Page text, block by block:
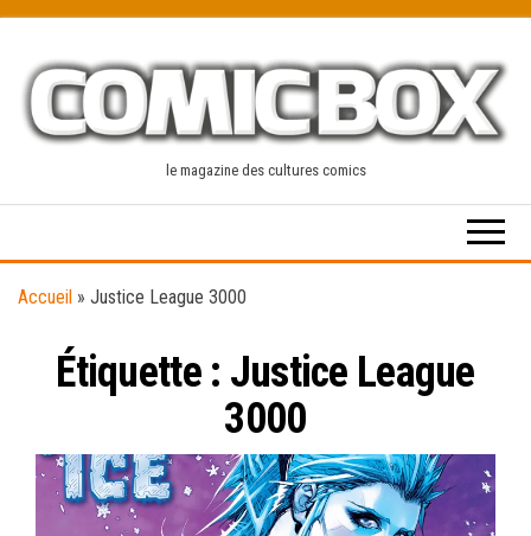
content
le magazine des cultures comics
Accueil » Justice League 3000
Étiquette : Justice League
3000